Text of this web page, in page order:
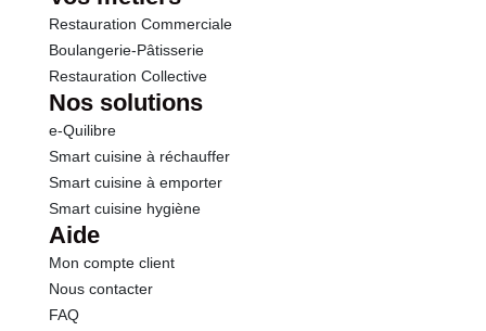
Restauration Commerciale
Boulangerie-Pâtisserie
Restauration Collective
Nos solutions
e-Quilibre
Smart cuisine à réchauffer
Smart cuisine à emporter
Smart cuisine hygiène
Aide
Mon compte client
Nous contacter
FAQ